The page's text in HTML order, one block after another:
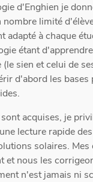
d'Enghien je
nombre limité
adapté à chaque
étant
sien et celui de
d'abord les bases
acquises, je
lecture rapide
solaires. Mes
et nous les
n'est jamais ni